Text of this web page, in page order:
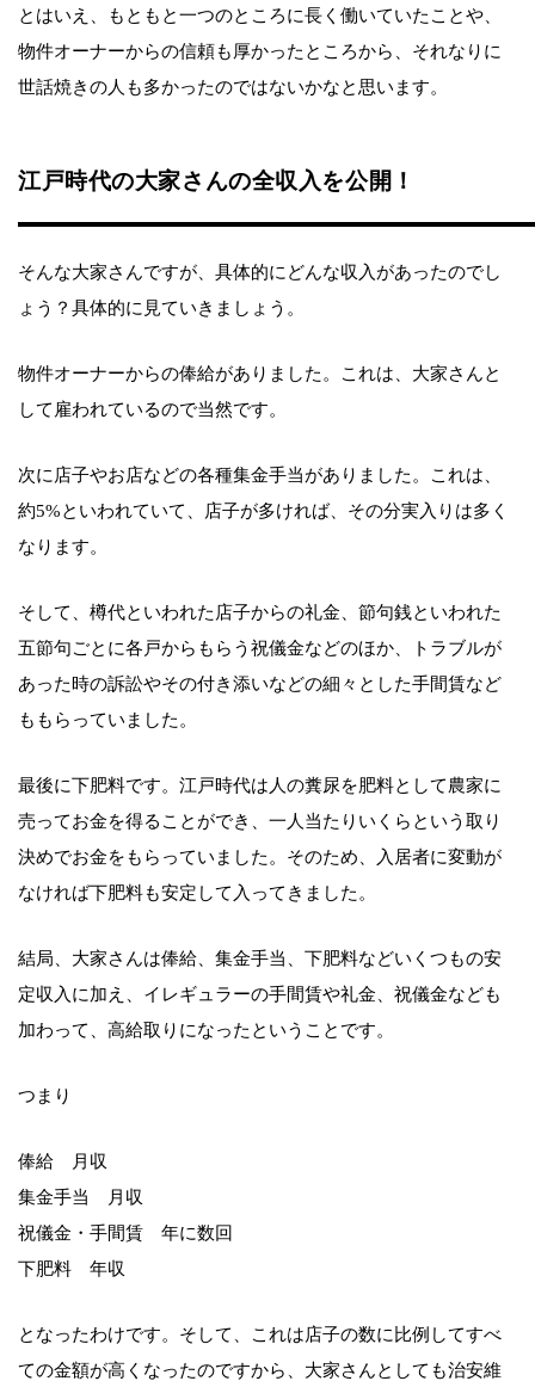
とはいえ、もともと一つのところに長く働いていたことや、
物件オーナーからの信頼も厚かったところから、それなりに
世話焼きの人も多かったのではないかなと思います。
江戸時代の大家さんの全収入を公開！
そんな大家さんですが、具体的にどんな収入があったのでし
ょう？具体的に見ていきましょう。
物件オーナーからの俸給がありました。これは、大家さんと
して雇われているので当然です。
次に店子やお店などの各種集金手当がありました。これは、
約5%といわれていて、店子が多ければ、その分実入りは多く
なります。
そして、樽代といわれた店子からの礼金、節句銭といわれた
五節句ごとに各戸からもらう祝儀金などのほか、トラブルが
あった時の訴訟やその付き添いなどの細々とした手間賃など
ももらっていました。
最後に下肥料です。江戸時代は人の糞尿を肥料として農家に
売ってお金を得ることができ、一人当たりいくらという取り
決めでお金をもらっていました。そのため、入居者に変動が
なければ下肥料も安定して入ってきました。
結局、大家さんは俸給、集金手当、下肥料などいくつもの安
定収入に加え、イレギュラーの手間賃や礼金、祝儀金なども
加わって、高給取りになったということです。
つまり
俸給 月収
集金手当 月収
祝儀金・手間賃 年に数回
下肥料 年収
となったわけです。そして、これは店子の数に比例してすべ
ての金額が高くなったのですから、大家さんとしても治安維